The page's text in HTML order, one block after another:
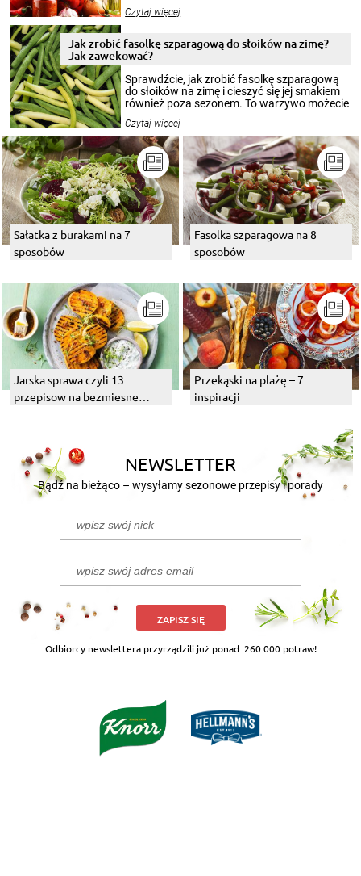
krajobrazów, by cieszyć nimi oko w sezonie
pełni poczuć atmosferę cieplejszych
miesięcy. Przygotowanie słoików ze
patenty, które pozwolą zachować świeżość
przetworów.
Czytaj więcej
Jak zrobić fasolkę szparagową do słoików na zimę?
Jak zawekować?
Sprawdźcie, jak zrobić fasolkę szparagową
do słoików na zimę i cieszyć się jej smakiem
również poza sezonem. To warzywo możecie
nasze propozycje!
Czytaj więcej
Sałatka z burakami na 7
sposobów
Fasolka szparagowa na 8
sposobów
Jarska sprawa czyli 13
przepisow na bezmiesne
Przekąski na plażę – 7
inspiracji
NEWSLETTER
Bądź na bieżąco – wysyłamy sezonowe przepisy i porady
ZAPISZ SIĘ
Odbiorcy newslettera przyrządzili już ponad 260 000 potraw!